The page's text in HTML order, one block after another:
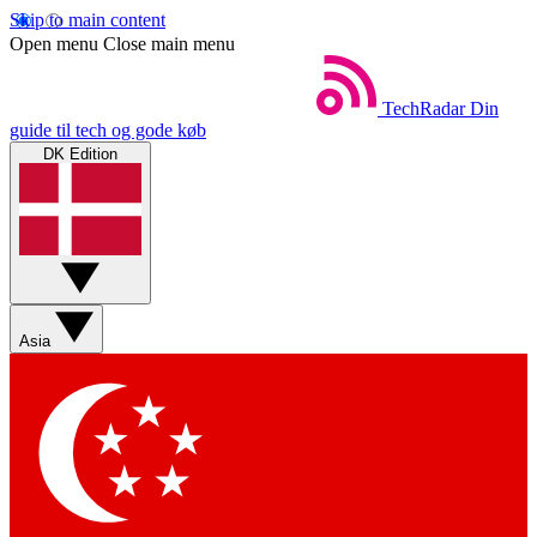
Skip to main content
Open menu Close main menu
TechRadar Din
guide til tech og gode køb
DK Edition
Asia